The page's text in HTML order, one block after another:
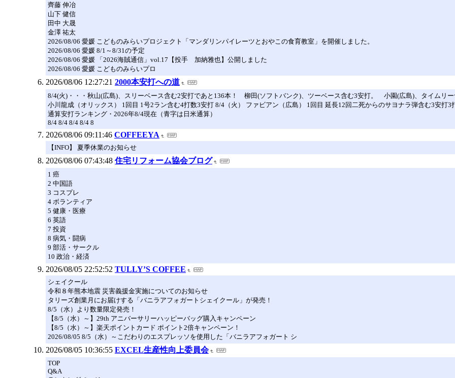
齊藤 伸冶
山下 健信
田中 大晟
金澤 祐太
2026/08/06 愛媛 こどものみらいプロジェクト「マンダリンパイレーツとおやこの食育教室」を開催しました。
2026/08/06 愛媛 8/1～8/31の予定
2026/08/06 愛媛 「2026海賊通信」vol.17【投手 加納雅也】公開しました
2026/08/06 愛媛 こどものみらいプロ
2026/08/06 12:27:21 2000本安打への道
8/4(火)・・・秋山(広島)、スリーベース含む2安打であと136本！ 柳田(ソフトバンク)、ツーベース含む3安打。 小園(広島)、タイムリ
小川龍成（オリックス） 1回目 1号2ラン含む4打数3安打 8/4（火） ファビアン（広島） 1回目 延長12回二死からのサヨナラ弾含む3安打3
通算安打ランキング・2026年8/4現在（青字は日米通算）
8/4 8/4 8/4 8/4 8
2026/08/06 09:11:46 COFFEEYA
【INFO】 夏季休業のお知らせ
2026/08/06 07:43:48 住宅リフォーム協会ブログ
1 癌
2 中国語
3 コスプレ
4 ボランティア
5 健康・医療
6 英語
7 投資
8 病気・闘病
9 部活・サークル
10 政治・経済
2026/08/05 22:52:52 TULLY’S COFFEE
シェイクール
令和８年熊本地震 災害義援金実施についてのお知らせ
タリーズ創業月にお届けする「バニラアフォガートシェイクール」が発売！
8/5（水）より数量限定発売！
【8/5（水）～】29th アニバーサリーハッピーバッグ購入キャンペーン
【8/5（水）～】楽天ポイントカード ポイント2倍キャンペーン！
2026/08/05 8/5（水）～こだわりのエスプレッソを使用した「バニラアフォガート シ
2026/08/05 10:36:55 EXCEL生産性向上委員会
TOP
Q&A